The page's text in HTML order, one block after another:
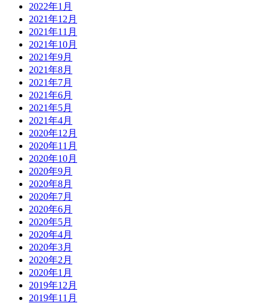
2022年1月
2021年12月
2021年11月
2021年10月
2021年9月
2021年8月
2021年7月
2021年6月
2021年5月
2021年4月
2020年12月
2020年11月
2020年10月
2020年9月
2020年8月
2020年7月
2020年6月
2020年5月
2020年4月
2020年3月
2020年2月
2020年1月
2019年12月
2019年11月